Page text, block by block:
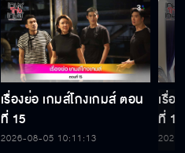
เรื่องย่อ เกมส์โกงเกมส์ ตอน
ที่ 15
2026-08-05 10:11:13
เรื่อ
ที่ 14